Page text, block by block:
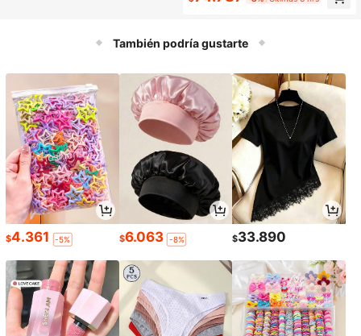
para jardín de infancia, 25 piezas/4
0 piezas/260 piezas con bolsa de a
za Montessori con entrenamiento d
e motricidad fina y formas geométri
cas coloridas creativas, juguete ed
ucativo versátil y divertido de ensa
mble con enhebrado de formas
collares y cadenas de teléfono para
fancia, juguete educativo de escrito
rio, entrenamiento de motricidad fin
a con enhebrado de bloques, rompe
cabezas de enhebrado de cuentas
creativas y coloridas, apto para niñ
os de 3 años en adelante para mejo
rar la concentración y la coordinaci
ón mano-ojo
También podría gustarte
$4.361 -5% $6.063 -8% $33.890